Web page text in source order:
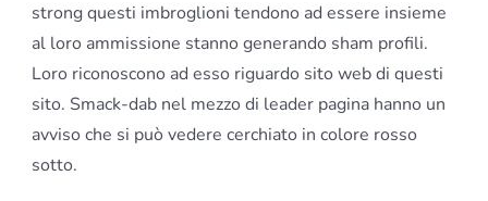
strong questi imbroglioni tendono ad essere insieme
al loro ammissione stanno generando sham profili.
Loro riconoscono ad esso riguardo sito web di questi
sito. Smack-dab nel mezzo di leader pagina hanno un
avviso che si può vedere cerchiato in colore rosso
sotto.